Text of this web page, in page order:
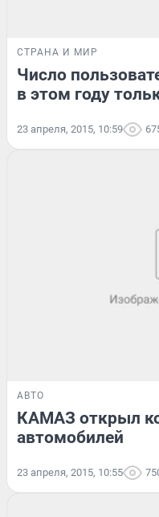
СТРАНА И МИР
Число
в этом году
23 апреля, 2015, 10:59
АВТО
КАМАЗ открыл
автомобилей
23 апреля, 2015, 10:55